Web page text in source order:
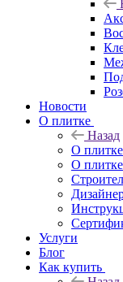
Новости
О плитке
Назад
О плитке
О плитке
Услуги
Блог
Как купить